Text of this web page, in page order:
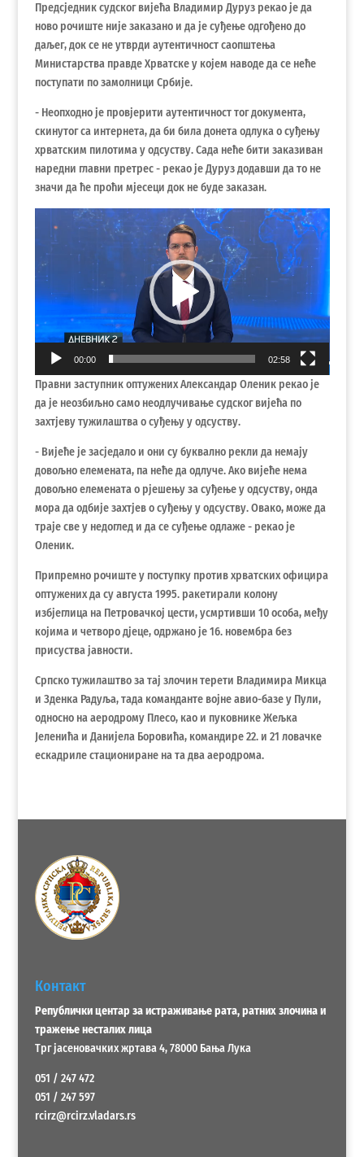
Предсједник судског вијећа Владимир Дуруз рекао је да
ново рочиште није заказано и да је суђење одгођено до
даљег, док се не утврди аутентичност саопштења
Министарства правде Хрватске у којем наводе да се неће
поступати по замолници Србије.
- Неопходно је провјерити аутентичност тог документа,
скинутог са интернета, да би била донета одлука о суђењу
хрватским пилотима у одсуству. Сада неће бити заказиван
наредни главни претрес - рекао је Дуруз додавши да то не
значи да ће проћи мјесеци док не буде заказан.
Прегледач
видео
записа
00:00 02:58
Правни заступник оптужених Александар Оленик рекао је
да је неозбиљно само неодлучивање судског вијећа по
захтјеву тужилаштва о суђењу у одсуству.
- Вијеће је засједало и они су буквално рекли да немају
довољно елемената, па неће да одлуче. Ако вијеће нема
довољно елемената о рјешењу за суђење у одсуству, онда
мора да одбије захтјев о суђењу у одсуству. Овако, може да
траје све у недоглед и да се суђење одлаже - рекао је
Оленик.
Припремно рочиште у поступку против хрватских официра
оптужених да су августа 1995. ракетирали колону
избјеглица на Петровачкој цести, усмртивши 10 особа, међу
којима и четворо дјеце, одржано је 16. новембра без
присуства јавности.
Српско тужилаштво за тај злочин терети Владимира Микца
и Зденка Радуља, тада команданте војне авио-базе у Пули,
односно на аеродрому Плесо, као и пуковнике Жељка
Јеленића и Данијела Боровића, командире 22. и 21 ловачке
ескадриле стациониране на та два аеродрома.
Контакт
Републички центар за истраживање рата, ратних злочина и
тражење несталих лица
Трг јасеновачких жртава 4, 78000 Бања Лука
051 / 247 472
051 / 247 597
rcirz@rcirz.vladars.rs